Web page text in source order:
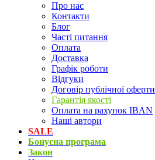
Про нас
Контакти
Блог
Часті питання
Оплата
Доставка
Графік роботи
Відгуки
Договір публічної оферти
Гарантія якості
Оплата на рахунок IBAN
Наші автори
SALE
Бонусна програма
Закон